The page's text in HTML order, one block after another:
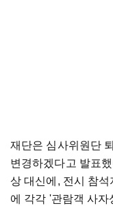
재단은 심사위원단
변경하겠다고 발표
상 대신에, 전시 참석
에 각각 '관람객 사자